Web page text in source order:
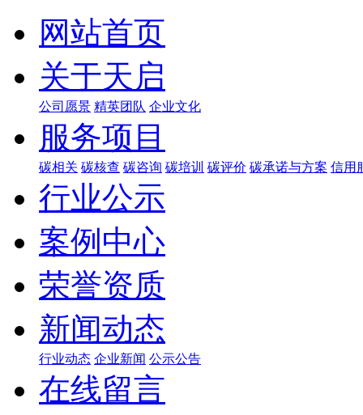
网站首页
关于天启
公司愿景 精英团队 企业文化
服务项目
碳相关 碳核查 碳咨询 碳培训 碳评价 碳承诺与方案 信用
行业公示
案例中心
荣誉资质
新闻动态
行业动态 企业新闻 公示公告
在线留言